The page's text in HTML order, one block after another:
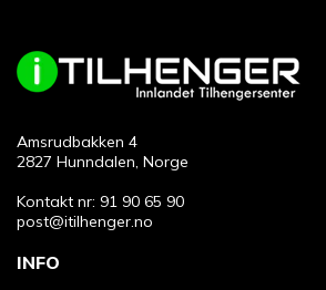
Amsrudbakken 4
2827 Hunndalen, Norge
Kontakt nr: 91 90 65 90
post@itilhenger.no
INFO